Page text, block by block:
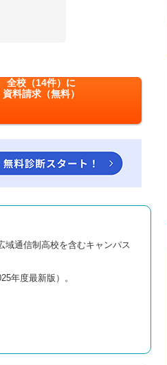
全校（14件）に
資料請求（無料）
域通信制高校を含むキャンパス
年度最新版）。